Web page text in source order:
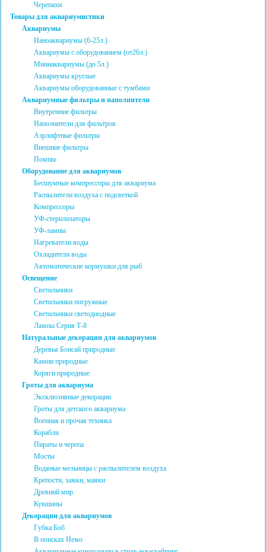
Черепахи
Товары для аквариумистики
Аквариумы
Наноаквариумы (6-25л.)
Аквариумы с оборудованием (от26л.)
Миниаквариумы (до 5л.)
Аквариумы круглые
Аквариумы оборудованные с тумбами
Аквариумные фильтры и наполнители
Внутренние фильтры
Наполнители для фильтров
Аэрлифтные фильтры
Внешние фильтры
Помпы
Оборудование для аквариумов
Бесшумные компрессоры для аквариума
Распылители воздуха с подсветкой
Компрессоры
УФ-стерилизаторы
УФ-лампы
Нагреватели воды
Охладители воды
Автоматические кормушки для рыб
Освещение
Светильники
Светильники погружные
Светильники светодиодные
Лампы Серия Т-8
Натуральные декорации для аквариумов
Деревья Бонсай природные
Камни природные
Коряги природные
Гроты для аквариума
Эксклюзивные декорации
Гроты для детского аквариума
Военная и прочая техника
Корабли
Пираты и черепа
Мосты
Водяные мельницы с распылителем воздуха
Крепости, замки, маяки
Древний мир
Кувшины
Декорации для аквариумов
Губка Боб
В поисках Немо